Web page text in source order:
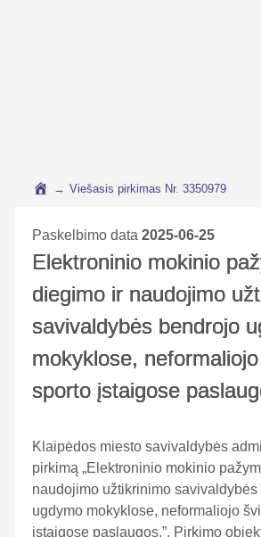
→ Viešasis pirkimas Nr. 3350979
Paskelbimo data 2025-06-25
Elektroninio mokinio
diegimo ir naudojimo
savivaldybės bendrojo
mokyklose,
sporto įstaigose
Klaipėdos miesto savivaldybės
pirkimą „Elektroninio mokinio
naudojimo užtikrinimo
ugdymo mokyklose, neformaliojo
įstaigose paslaugos.”. Pirkimo